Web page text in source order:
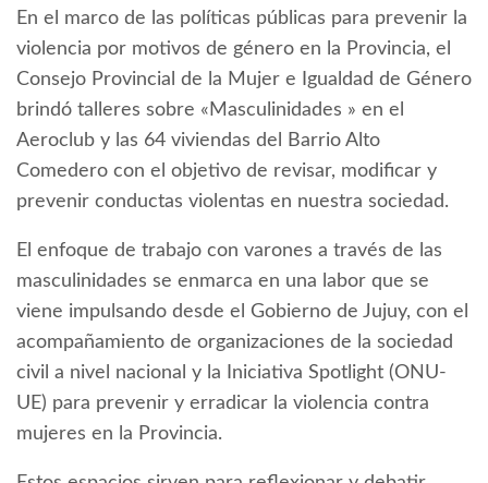
En el marco de las políticas públicas para prevenir la
violencia por motivos de género en la Provincia, el
Consejo Provincial de la Mujer e Igualdad de Género
brindó talleres sobre «Masculinidades » en el
Aeroclub y las 64 viviendas del Barrio Alto
Comedero con el objetivo de revisar, modificar y
prevenir conductas violentas en nuestra sociedad.
El enfoque de trabajo con varones a través de las
masculinidades se enmarca en una labor que se
viene impulsando desde el Gobierno de Jujuy, con el
acompañamiento de organizaciones de la sociedad
civil a nivel nacional y la Iniciativa Spotlight (ONU-
UE) para prevenir y erradicar la violencia contra
mujeres en la Provincia.